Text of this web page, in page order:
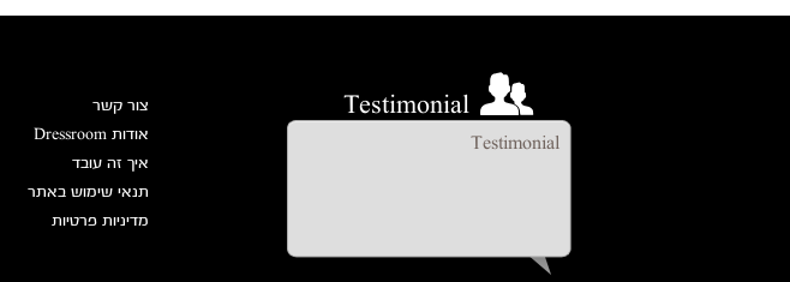
Testimonial
Testimonial
צור קשר
אודות Dressroom
איך זה עובד
תנאי שימוש באתר
מדיניות פרטיות